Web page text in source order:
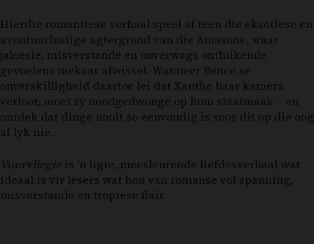
Hierdie romantiese verhaal speel af teen die eksotiese en
avontuurlustige agtergrond van die Amasone, waar
jaloesie, misverstande en onverwags ontluikende
gevoelens mekaar afwissel. Wanneer Bence se
onverskilligheid daartoe lei dat Xanthe haar kamera
verloor, moet sy noodgedwonge op hom staatmaak – en
ontdek dat dinge nooit so eenvoudig is soos dit op die oog
af lyk nie.
Vuurvliegie is ’n ligte, meesleurende liefdesverhaal wat
ideaal is vir lesers wat hou van romanse vol spanning,
misverstande en tropiese flair.